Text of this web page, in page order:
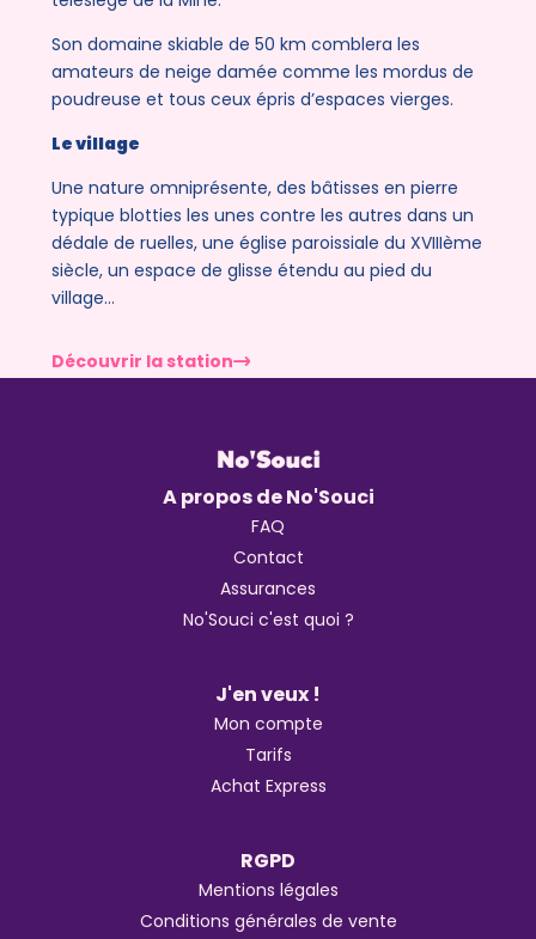
Son domaine skiable de 50 km comblera les
amateurs de neige damée comme les mordus de
poudreuse et tous ceux épris d’espaces vierges.
Le village
Une nature omniprésente, des bâtisses en pierre
typique blotties les unes contre les autres dans un
dédale de ruelles, une église paroissiale du XVIIIème
siècle, un espace de glisse étendu au pied du
village…
Découvrir la station
A propos de No'Souci
FAQ
Contact
Assurances
No'Souci c'est quoi ?
J'en veux !
Mon compte
Tarifs
Achat Express
RGPD
Mentions légales
Conditions générales de vente